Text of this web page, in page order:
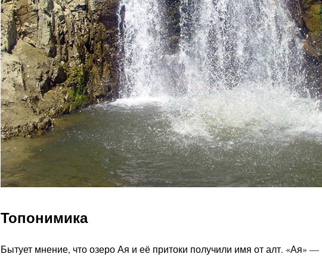
Топонимика
Бытует мнение, что озеро Ая и её притоки получили имя от алт. «Ая» —